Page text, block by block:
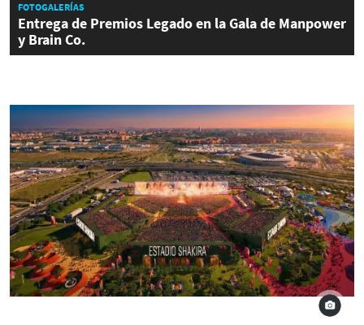
FOTOGALERÍAS
Entrega de Premios Legado en la Gala de Manpower
y Brain Co.